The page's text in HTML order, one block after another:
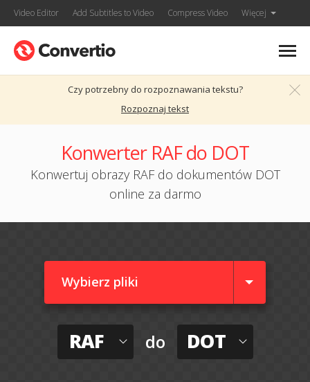
Video Editor Add Subtitles to Video Compress Video Więcej
Czy potrzebny do rozpoznawania tekstu?
Rozpoznaj tekst
Konwerter RAF do DOT
Konwertuj obrazy RAF do dokumentów DOT
online za darmo
Wybierz pliki
RAF do DOT